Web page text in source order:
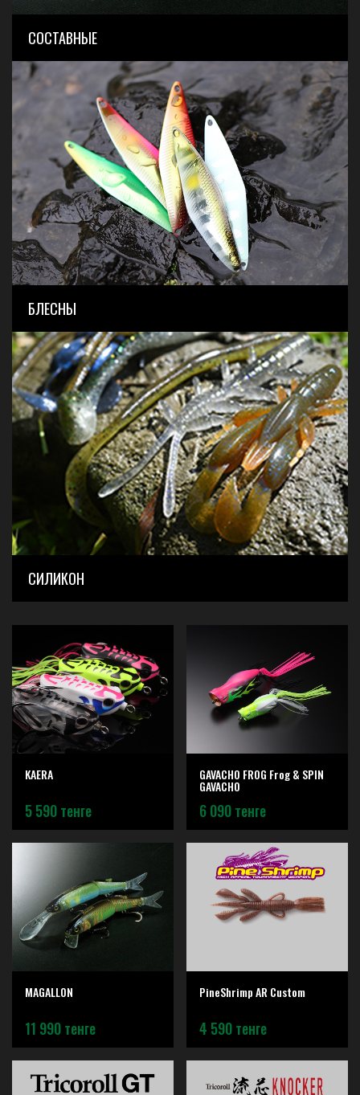
СОСТАВНЫЕ
БЛЕСНЫ
СИЛИКОН
KAERA
5 590 тенге
GAVACHO FROG Frog & SPIN
GAVACHO
6 090 тенге
MAGALLON
11 990 тенге
PineShrimp AR Custom
4 590 тенге